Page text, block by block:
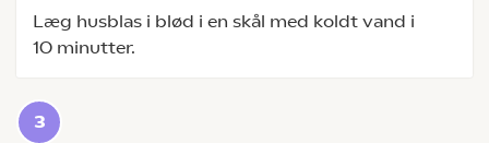
Læg husblas i blød i en skål med koldt vand i
10 minutter.